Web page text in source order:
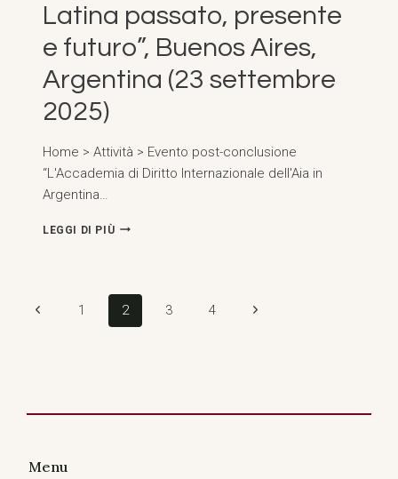
Latina passato, presente
e futuro”, Buenos Aires,
Argentina (23 settembre
2025)
Home > Attività > Evento post-conclusione
“L'Accademia di Diritto Internazionale dell'Aia in
Argentina…
LEGGI DI PIÙCONFERENZA
DIRITTO
INTERNAZIONALE
IN
PASSATO,
Navigazione
Pagina
1 2 3 4
Pagina
Menu